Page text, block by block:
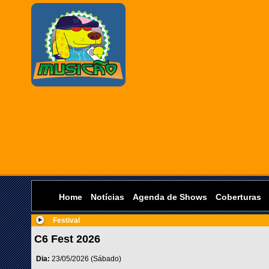
Home Notícias Agenda de Shows Coberturas
Festival
C6 Fest 2026
Dia: 23/05/2026 (Sábado)